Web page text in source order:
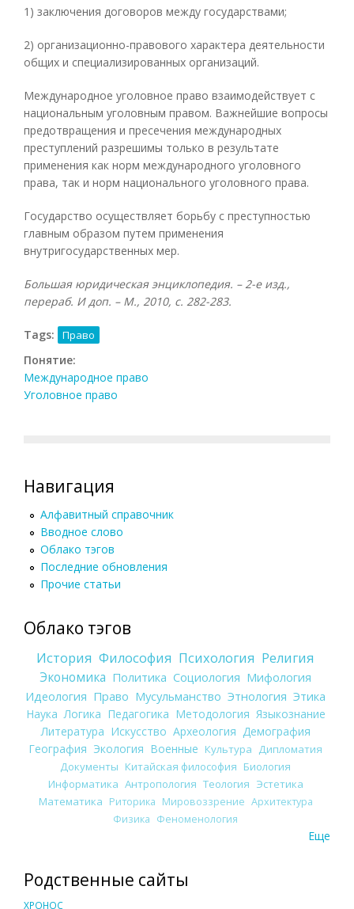
1) заключения договоров между государствами;
2) организационно-правового характера деятельности
общих и специализированных организаций.
Международное уголовное право взаимодействует с
национальным уголовным правом. Важнейшие вопросы
предотвращения и пресечения международных
преступлений разрешимы только в результате
применения как норм международного уголовного
права, так и норм национального уголовного права.
Государство осуществляет борьбу с преступностью
главным образом путем применения
внутригосударственных мер.
Большая юридическая энциклопедия. – 2-е изд.,
перераб. И доп. – М., 2010, с. 282-283.
Tags: Право
Понятие:
Международное право
Уголовное право
Навигация
Алфавитный справочник
Вводное слово
Облако тэгов
Последние обновления
Прочие статьи
Облако тэгов
История Философия Психология Религия
Экономика Политика Социология Мифология
Идеология Право Мусульманство Этнология Этика
Наука Логика Педагогика Методология Языкознание
Литература Искусство Археология Демография
География Экология Военные Культура
Дипломатия
Документы Китайская философия Биология
Информатика Антропология Теология Эстетика
Математика Риторика Мировоззрение Архитектура
Физика Феноменология
Еще
Родственные сайты
ХРОНОС